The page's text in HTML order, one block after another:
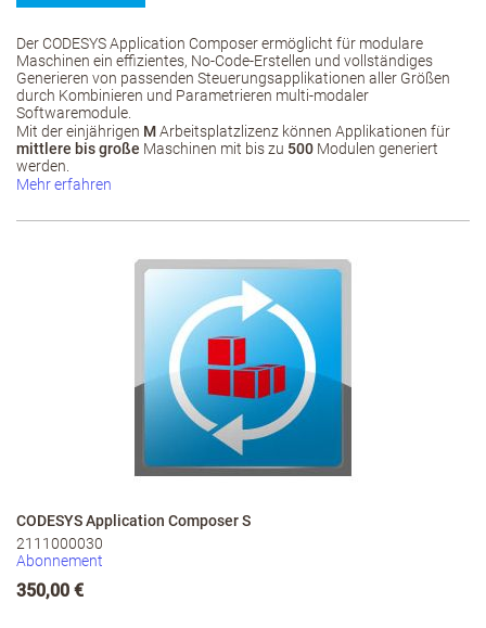
Der CODESYS Application Composer ermöglicht für modulare
Maschinen ein effizientes, No-Code-Erstellen und vollständiges
Generieren von passenden Steuerungsapplikationen aller Größen
durch Kombinieren und Parametrieren multi-modaler
Softwaremodule.
Mit der einjährigen MArbeitsplatzlizenz können Applikationen für
mittlere bis große Maschinen mit bis zu 500 Modulen generiert
werden.
Mehr erfahren
CODESYS Application Composer S
2111000030
Abonnement
350,00 €